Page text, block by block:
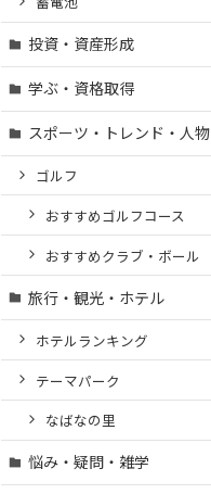
投資・資産形成
学ぶ・資格取得
スポーツ・トレンド・人物
ゴルフ
おすすめゴルフコース
おすすめクラブ・ボール
旅行・観光・ホテル
ホテルランキング
テーマパーク
なばなの里
悩み・疑問・雑学